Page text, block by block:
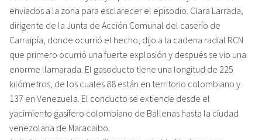
enviados a la zona para esclarecer el episodio. Clara Larrada,
dirigente de la Junta de Acción Comunal del caserío de
Carraipía, donde ocurrió el hecho, dijo a la cadena radial RCN
que primero ocurrió una fuerte explosión y después se vio una
enorme llamarada. El gasoducto tiene una longitud de 225
kilómetros, de los cuales 88 están en territorio colombiano y
137 en Venezuela. El conducto se extiende desde el
yacimiento gasífero colombiano de Ballenas hasta la ciudad
venezolana de Maracaibo.